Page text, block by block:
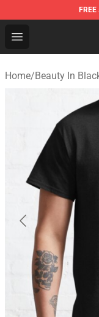
FREE
Open menu
Beauty In
Home/Beauty In